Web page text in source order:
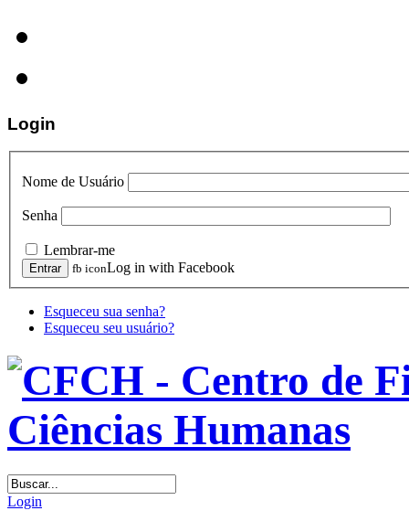
Login
Nome de Usuário
Senha
Lembrar-me
fb iconLog in with Facebook
Esqueceu sua senha?
Esqueceu seu usuário?
Login